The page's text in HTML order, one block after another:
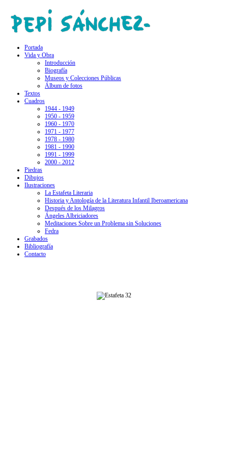
Portada
Vida y Obra
Introducción
Biografía
Museos y Colecciones Públicas
Álbum de fotos
Textos
Cuadros
1944 - 1949
1950 - 1959
1960 - 1970
1971 - 1977
1978 - 1980
1981 - 1990
1991 - 1999
2000 - 2012
Piedras
Dibujos
Ilustraciones
La Estafeta Literaria
Historia y Antología de la Literatura Infantil Iberoamericana
Después de los Milagros
Ángeles Albriciadores
Meditaciones Sobre un Problema sin Soluciones
Fedra
Grabados
Bibliografía
Contacto